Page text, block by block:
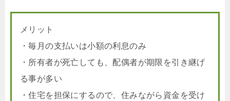
メリット
・毎月の支払いは小額の利息のみ
・所有者が死亡しても、配偶者が期限を引き継げ
る事が多い
・住宅を担保にするので、住みながら資金を受け